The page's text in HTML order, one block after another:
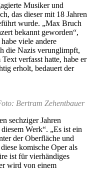
Musiker und
das dieser mit 18 Jahren
wurde. „Max Bruch
bekannt geworden“,
viele andere
die Nazis verunglimpft,
verfasst hatte, habe er
erholt, bedauert der
Bertram Zehentbauer
sechziger Jahren
Werk“. „Es ist ein
der Oberfläche und
komische Oper als
ist für vierhändiges
wird von einem